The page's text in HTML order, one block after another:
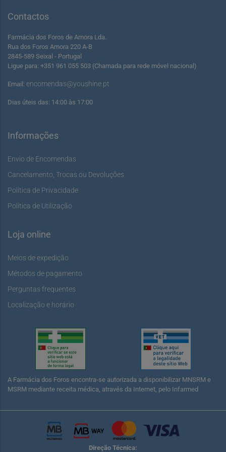
Contactos
Farmácia dos Foros de Amora Lda.
Rua dos Foros Amora 220 A-B
2845-589 Seixal - Portugal
Ligue para: +351 961 055 503 (Chamada para rede móvel nacional)
Email: encomendas@youshine.pt
Dias úteis das: 14:00 às 17:00
Informações
Envio de Encomendas
Cancelamento, Trocas ou Devoluções
Política de Privacidade
Política de Utilização
Loja online
Meios de expedição
Métodos de pagamento
Perguntas frequentes
Localização e horário
A Farmácia dos Foros encontra-se autorizada a disponibilizar MNSRM e
MSRM mediante receita médica, através da Internet, pelo Infarmed
Direção Técnica: